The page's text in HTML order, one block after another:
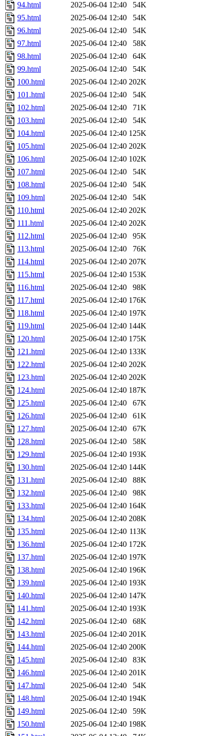
94.html
2025-06-04 12:40
54K
95.html
2025-06-04 12:40
54K
96.html
2025-06-04 12:40
54K
97.html
2025-06-04 12:40
58K
98.html
2025-06-04 12:40
64K
99.html
2025-06-04 12:40
54K
100.html
2025-06-04 12:40 202K
101.html
2025-06-04 12:40
54K
102.html
2025-06-04 12:40
71K
103.html
2025-06-04 12:40
54K
104.html
2025-06-04 12:40 125K
105.html
2025-06-04 12:40 202K
106.html
2025-06-04 12:40 102K
107.html
2025-06-04 12:40
54K
108.html
2025-06-04 12:40
54K
109.html
2025-06-04 12:40
54K
110.html
2025-06-04 12:40 202K
111.html
2025-06-04 12:40 202K
112.html
2025-06-04 12:40
95K
113.html
2025-06-04 12:40
76K
114.html
2025-06-04 12:40 207K
115.html
2025-06-04 12:40 153K
116.html
2025-06-04 12:40
98K
117.html
2025-06-04 12:40 176K
118.html
2025-06-04 12:40 197K
119.html
2025-06-04 12:40 144K
120.html
2025-06-04 12:40 175K
121.html
2025-06-04 12:40 133K
122.html
2025-06-04 12:40 202K
123.html
2025-06-04 12:40 202K
124.html
2025-06-04 12:40 187K
125.html
2025-06-04 12:40
67K
126.html
2025-06-04 12:40
61K
127.html
2025-06-04 12:40
67K
128.html
2025-06-04 12:40
58K
129.html
2025-06-04 12:40 193K
130.html
2025-06-04 12:40 144K
131.html
2025-06-04 12:40
88K
132.html
2025-06-04 12:40
98K
133.html
2025-06-04 12:40 164K
134.html
2025-06-04 12:40 208K
135.html
2025-06-04 12:40 113K
136.html
2025-06-04 12:40 172K
137.html
2025-06-04 12:40 197K
138.html
2025-06-04 12:40 196K
139.html
2025-06-04 12:40 193K
140.html
2025-06-04 12:40 147K
141.html
2025-06-04 12:40 193K
142.html
2025-06-04 12:40
68K
143.html
2025-06-04 12:40 201K
144.html
2025-06-04 12:40 200K
145.html
2025-06-04 12:40
83K
146.html
2025-06-04 12:40 201K
147.html
2025-06-04 12:40
54K
148.html
2025-06-04 12:40 194K
149.html
2025-06-04 12:40
59K
150.html
2025-06-04 12:40 198K